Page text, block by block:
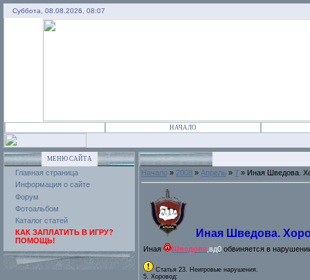
Суббота, 08.08.2026, 08:07
НАЧАЛО
МЕНЮ САЙТА
Главная страница
Информация о сайте
Форум
Фотоальбом
Каталог статей
КАК ЗАПЛАТИТЬ В ИГРУ?
ПОМОЩЬ!
Начало » 2008 » Апрель » 7 » Иная Шведова.
Иная Шведова.
Иная Шведова ,вд0 обвиняется в
Статья 23. Неигровые нарушения.
5. Хоровод: